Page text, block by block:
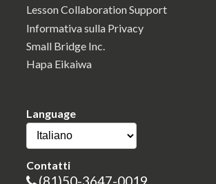
Lesson Collaboration Support
Informativa sulla Privacy
Small Bridge Inc.
Hapa Eikaiwa
Language
Contatti
(81)50-3647-0019